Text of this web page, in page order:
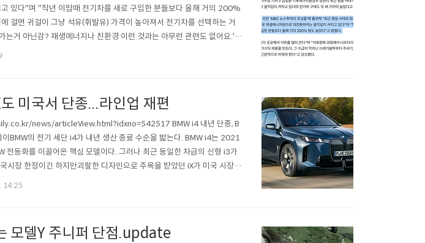
있다"며 "작년 이맘때 전기차를 새로 구입한 분들보다 올해 거의 200%
걸면 귀걸이 그냥 석유(휘발유) 가격이 높아져서 전기차를 선택하는 거
는거 아닌감? 재생에너지나 친환경 이런 것과는 아무런 관련도 없어요.'환
기차 사는 사람' 표현 자체가 모순임.환경을 보호하려면 차를 안사고 대중
미국서 단종...라인업 재편
news/articleView.html?idxno=542517 BMW i4 내년 단종, B
BMW의 전기 세단 i4가 내년 생산 종료 수순을 밟는다. BMW i4는 2021
전동화를 이끌어온 핵심 모델이다. 그러나 최근 동일한 차급의 신형 i3가
장 한정이긴 하지만괴랄한 디자인으로 주목을 받았던 iX가 미국 시장에
글로벌 시장에서 계속 철수하는 과정이겠지) https://www.bmwblog.co
14:25
모델Y 주니퍼 단점.update